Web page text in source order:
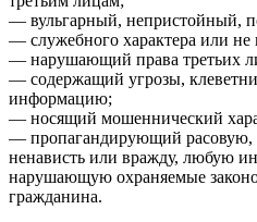
— вульгарный, непристойный,
— служебного характера или
— нарушающий права третьих
— содержащий угрозы,
информацию;
— носящий мошеннический
— пропагандирующий расовую,
ненависть или вражду, любую
нарушающую охраняемые
гражданина.